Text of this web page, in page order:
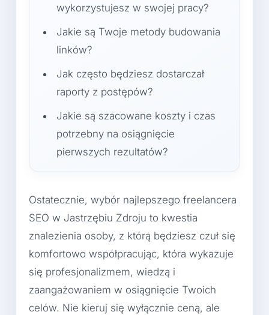
wykorzystujesz w swojej pracy?
Jakie są Twoje metody budowania
linków?
Jak często będziesz dostarczał
raporty z postępów?
Jakie są szacowane koszty i czas
potrzebny na osiągnięcie
pierwszych rezultatów?
Ostatecznie, wybór najlepszego freelancera
SEO w Jastrzębiu Zdroju to kwestia
znalezienia osoby, z którą będziesz czuł się
komfortowo współpracując, która wykazuje
się profesjonalizmem, wiedzą i
zaangażowaniem w osiągnięcie Twoich
celów. Nie kieruj się wyłącznie ceną, ale